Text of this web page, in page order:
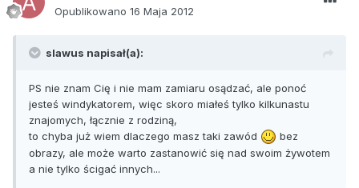
Opublikowano 16 Maja 2012
slawus napisał(a):
PS nie znam Cię i nie mam zamiaru osądzać, ale ponoć
jesteś windykatorem, więc skoro miałeś tylko kilkunastu
znajomych, łącznie z rodziną,
to chyba już wiem dlaczego masz taki zawód
bez
obrazy, ale może warto zastanowić się nad swoim żywotem
a nie tylko ścigać innych...